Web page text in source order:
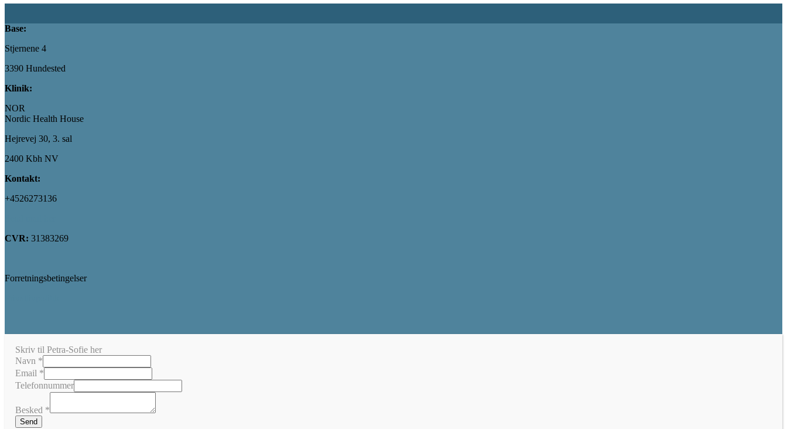
Base:
Stjernene 4
3390 Hundested
Klinik:
NOR
Nordic Health House
Hejrevej 30, 3. sal
2400 Kbh NV
Kontakt:
+4526273136
CVR: 31383269
Forretningsbetingelser
Skriv til Petra-Sofie her
Navn *
Email *
Telefonnummer
Besked *
Send